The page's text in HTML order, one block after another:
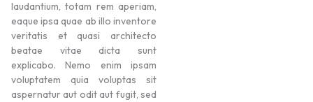
laudantium, totam rem aperiam,
eaque ipsa quae ab illo inventore
veritatis et quasi architecto
beatae vitae dicta sunt
explicabo. Nemo enim ipsam
voluptatem quia voluptas sit
aspernatur aut odit aut fugit, sed